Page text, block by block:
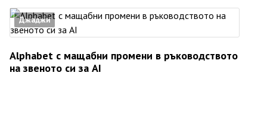
Джаджи
Alphabet с мащабни промени в ръководството
на звеното си за AI